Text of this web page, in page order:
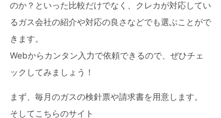
のか？といった比較だけでなく、クレカが対応してい
るガス会社の紹介や対応の良さなどでも選ぶことがで
きます。
Webからカンタン入力で依頼できるので、ぜひチェ
ックしてみましょう！
まず、毎月のガスの検針票や請求書を用意します。
そしてこちらのサイト